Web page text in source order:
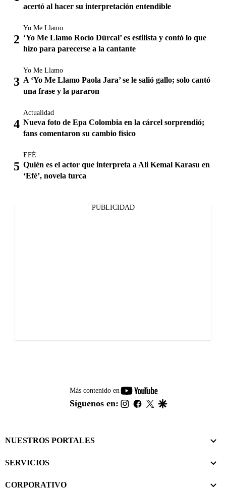
acertó al hacer su interpretación entendible
Yo Me Llamo
‘Yo Me Llamo Rocío Dúrcal’ es estilista y contó lo que
hizo para parecerse a la cantante
Yo Me Llamo
A ‘Yo Me Llamo Paola Jara’ se le salió gallo; solo cantó
una frase y la pararon
Actualidad
Nueva foto de Epa Colombia en la cárcel sorprendió;
fans comentaron su cambio físico
EFÉ
Quién es el actor que interpreta a Ali Kemal Karasu en
‘Efé’, novela turca
PUBLICIDAD
Más contenido en
youtube-
footer
Síguenos en: instagram
facebook
twitter
NUESTROS PORTALES
SERVICIOS
CORPORATIVO